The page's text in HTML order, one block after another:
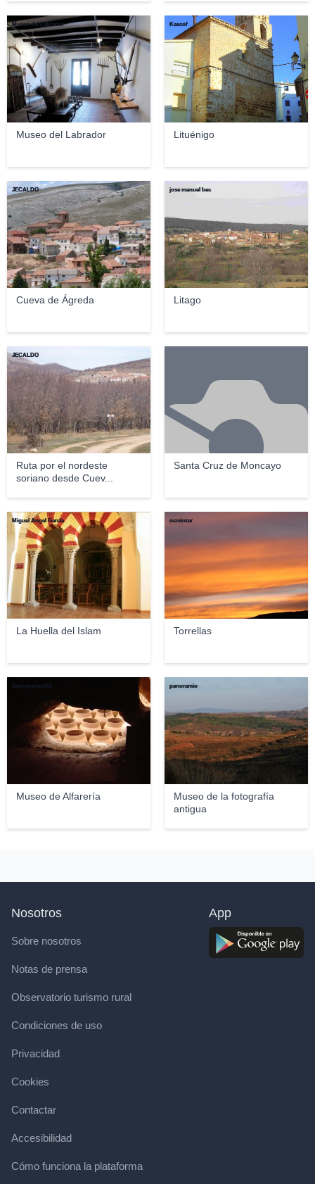
Museo del Labrador
Museo del Labrador
Lituénigo
Kascof
Cueva de Ágreda
JECALDO
Litago
jose manuel bec
Ruta por el nordeste
soriano desde Cuev...
JECALDO
Santa Cruz de Moncayo
La Huella del Islam
Miguel Ángel García
Torrellas
ocminter
Museo de Alfarería
Jasongalvez503
Museo de la fotografía
antigua
panoramio
Nosotros
Sobre nosotros
Notas de prensa
Observatorio turismo rural
Condiciones de uso
Privacidad
Cookies
Contactar
Accesibilidad
Cómo funciona la plataforma
App